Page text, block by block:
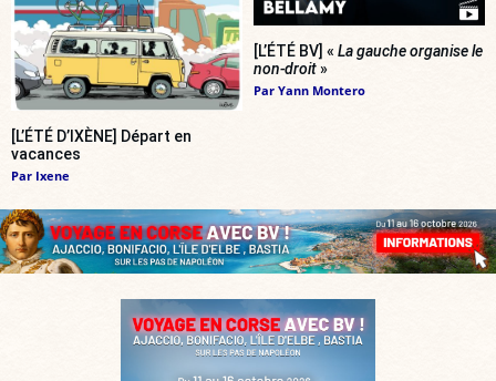
[L’ÉTÉ D’IXÈNE] Départ en
vacances
Par Ixene
[L’ÉTÉ BV] « La gauche organise le
non-droit»
Par Yann Montero